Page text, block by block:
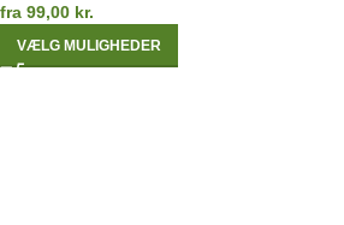
fra 99,00 kr.
VÆLG MULIGHEDER